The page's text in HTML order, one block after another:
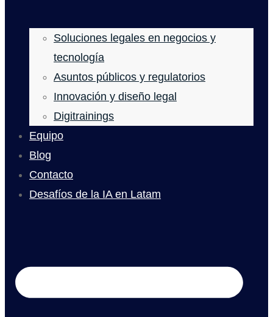
Soluciones legales en negocios y
tecnología
Asuntos públicos y regulatorios
Innovación y diseño legal
Digitrainings
Equipo
Blog
Contacto
Desafíos de la IA en Latam